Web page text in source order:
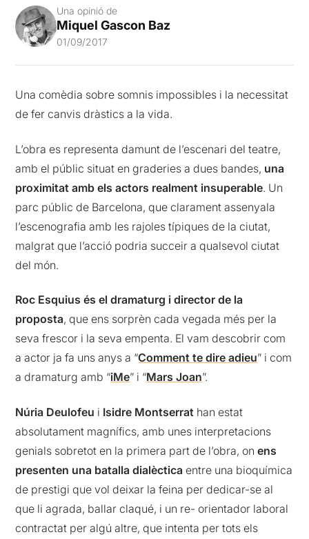
Una opinió de
Miquel Gascon Baz
01/09/2017
Una comèdia sobre somnis impossibles i la necessitat
de fer canvis dràstics a la vida.
L’obra es representa damunt de l’escenari del teatre,
amb el públic situat en graderies a dues bandes, una
proximitat amb els actors realment insuperable. Un
parc públic de Barcelona, que clarament assenyala
l’escenografia amb les rajoles típiques de la ciutat,
malgrat que l’acció podria succeir a qualsevol ciutat
del món.
Roc Esquius és el dramaturg i director de la
proposta, que ens sorprèn cada vegada més per la
seva frescor i la seva empenta. El vam descobrir com
a actor ja fa uns anys a “Comment te dire adieu” i com
a dramaturg amb “iMe” i “Mars Joan”.
Núria Deulofeu i Isidre Montserrat han estat
absolutament magnífics, amb unes interpretacions
genials sobretot en la primera part de l’obra, onens
presenten una batalla dialèctica entre una bioquímica
de prestigi que vol deixar la feina per dedicar-se al
que li agrada, ballar claqué, i un re- orientador laboral
contractat per algú altre, que intenta per tots els